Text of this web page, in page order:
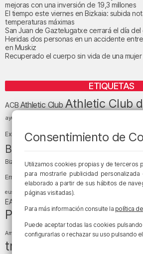
mejoras con una inversión de 19,3 millones
El tiempo este viernes en Bizkaia: subida
temperaturas máximas
San Juan de Gaztelugatxe cerrará el día del
Heridas dos personas en un accidente
en Muskiz
Recuperado el cuerpo sin vida de una
ETIQUETAS
ACBAthletic ClubAthletic Club
ayuntamiento de Bilbao
Exhibition Center) BilbaoBilbao
Bizkaia y sus comarcas Copa del
Bizkaia
Deusto Diócesis de Bilbao Egunon
Ernesto Valverde Ertzaintza Euskadi
euskera fiestas fútbol
EA Sports
Política
Arriaga tiempotiempo
tráfico en Bizkaia
Consentimiento de
Utilizamos cookies propias y de terceros
para mostrarle publicidad
elaborado a partir de sus hábitos de
páginas visitadas).
Para más información consulte la política
Puede aceptar todas las cookies
configurarlas o rechazar su uso pulsando